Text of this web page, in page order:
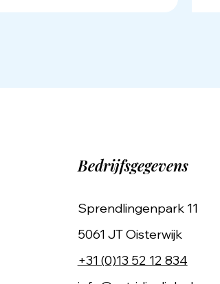
Bedrijfsgegevens
Sprendlingenpark 11
5061 JT Oisterwijk
+31 (0)13 52 12 834